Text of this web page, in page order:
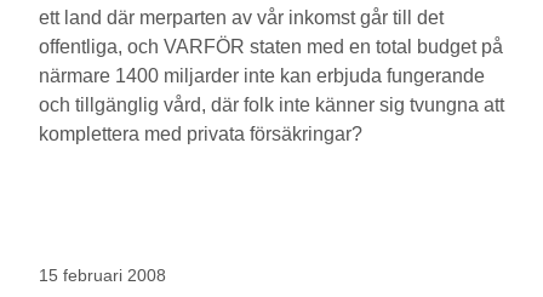
ett land där merparten av vår inkomst går till det
offentliga, och VARFÖR staten med en total budget på
närmare 1400 miljarder inte kan erbjuda fungerande
och tillgänglig vård, där folk inte känner sig tvungna att
komplettera med privata försäkringar?
15 februari 2008